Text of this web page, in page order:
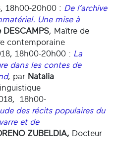
18h00-20h00 : De l’archive
Une mise à
DESCAMPS, Maître de
contemporaine
18h00-20h00 : La
dans les contes de
, par Natalia
18h00-
des récits populaires du
et de
ZUBELDIA, Docteur